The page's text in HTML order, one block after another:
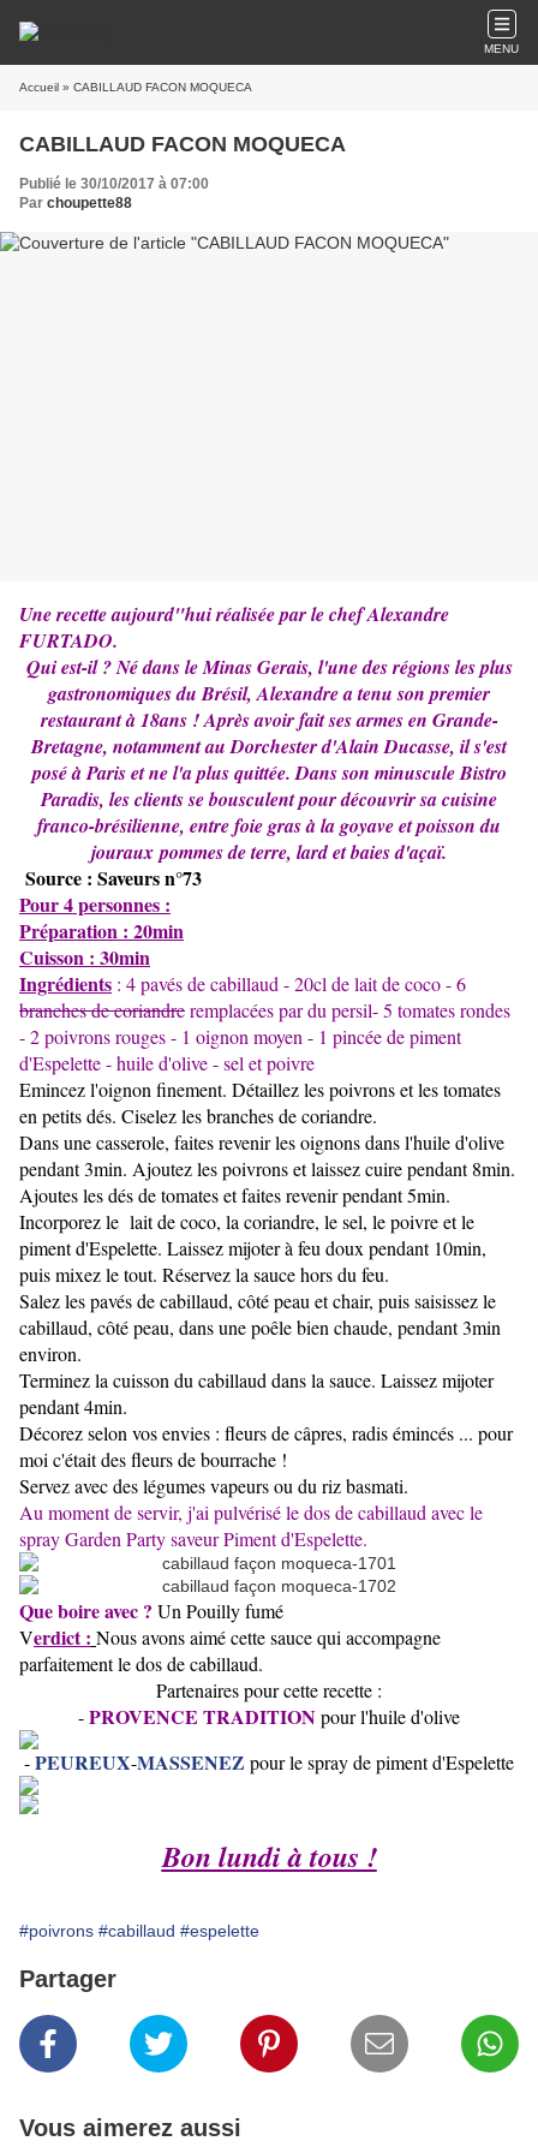
MENU
Accueil » CABILLAUD FACON MOQUECA
CABILLAUD FACON MOQUECA
Publié le 30/10/2017 à 07:00
Par choupette88
Une recette aujourd"hui réalisée par le chef Alexandre
FURTADO.
Qui est-il ? Né dans le Minas Gerais, l'une des régions les plus
gastronomiques du Brésil, Alexandre a tenu son premier
restaurant à 18ans ! Après avoir fait ses armes en Grande-
Bretagne, notamment au Dorchester d'Alain Ducasse, il s'est
posé à Paris et ne l'a plus quittée. Dans son minuscule Bistro
Paradis, les clients se bousculent pour découvrir sa cuisine
franco-brésilienne, entre foie gras à la goyave et poisson du
jourauxpommes de terre, lard et baies d'açaï.
Source : Saveurs n°73
Pour 4 personnes :
Préparation : 20min
Cuisson : 30min
Ingrédients : 4 pavés de cabillaud - 20cl de lait de coco - 6
branches de coriandreremplacées par du persil- 5 tomates rondes
- 2 poivrons rouges - 1 oignon moyen - 1 pincée de piment
d'Espelette - huile d'olive - sel et poivre
Emincez l'oignon finement. Détaillez les poivrons et les tomates
en petits dés. Ciselez les branches de coriandre.
Dans une casserole, faites revenir les oignons dans l'huile d'olive
pendant 3min. Ajoutez les poivrons et laissez cuire pendant 8min.
Ajoutes les dés de tomates et faites revenir pendant 5min.
Incorporez le lait de coco, la coriandre, le sel, le poivre et le
piment d'Espelette. Laissez mijoter à feu doux pendant 10min,
puis mixez le tout. Réservez la sauce hors du feu.
Salez les pavés de cabillaud, côté peau et chair, puis saisissez le
cabillaud, côté peau, dans une poêle bien chaude, pendant 3min
environ.
Terminez la cuisson du cabillaud dans la sauce. Laissez mijoter
pendant 4min.
Décorez selon vos envies : fleurs de câpres, radis émincés ... pour
moi c'était des fleurs de bourrache !
Servez avec des légumes vapeurs ou du riz basmati.
Au moment de servir, j'ai pulvérisé le dos de cabillaud avec le
spray Garden Party saveur Piment d'Espelette.
Que boire avec ? Un Pouilly fumé
Verdict : Nous avons aimé cette sauce qui accompagne
parfaitement le dos de cabillaud.
Partenaires pour cette recette :
-PROVENCE TRADITIONpour l'huile d'olive
-PEUREUX-MASSENEZ pour le spray de piment d'Espelette
Bon lundi à tous !
#poivrons #cabillaud #espelette
Partager
Vous aimerez aussi